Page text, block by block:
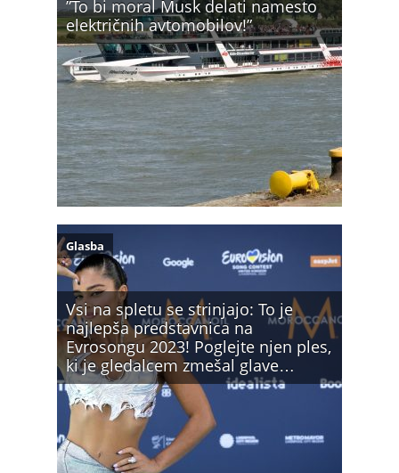
”To bi moral Musk delati namesto
električnih avtomobilov!”
Vsi na spletu se strinjajo: To je
najlepša predstavnica na
Evrosongu 2023! Poglejte njen ples,
ki je gledalcem zmešal glave…
Glasba